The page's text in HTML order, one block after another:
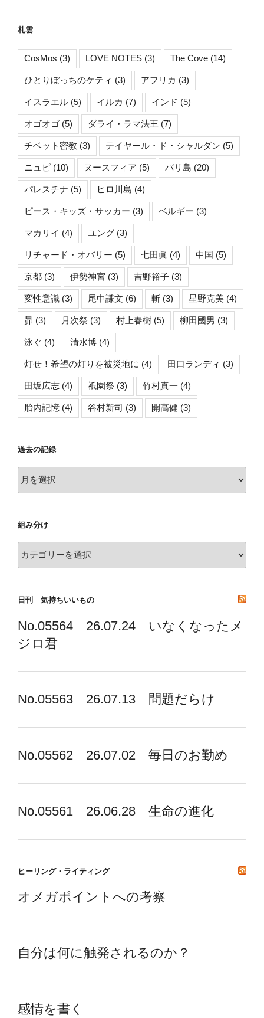
札雲
CosMos (3) LOVE NOTES (3) The Cove (14)
ひとりぼっちのケティ (3) アフリカ (3)
イスラエル (5) イルカ (7) インド (5)
オゴオゴ (5) ダライ・ラマ法王 (7)
チベット密教 (3) テイヤール・ド・シャルダン (5)
ニュピ (10) ヌースフィア (5) バリ島 (20)
パレスチナ (5) ヒロ川島 (4)
ピース・キッズ・サッカー (3) ベルギー (3)
マカリイ (4) ユング (3)
リチャード・オバリー (5) 七田眞 (4) 中国 (5)
京都 (3) 伊勢神宮 (3) 吉野裕子 (3)
変性意識 (3) 尾中謙文 (6) 斬 (3) 星野克美 (4)
昴 (3) 月次祭 (3) 村上春樹 (5) 柳田國男 (3)
泳ぐ (4) 清水博 (4)
灯せ！希望の灯りを被災地に (4) 田口ランディ (3)
田坂広志 (4) 祇園祭 (3) 竹村真一 (4)
胎内記憶 (4) 谷村新司 (3) 開高健 (3)
過去の記録
去
録
組み分け
み
日刊 気持ちいいもの
No.05564 26.07.24 いなくなったメ
ジロ君
No.05563 26.07.13 問題だらけ
No.05562 26.07.02 毎日のお勤め
No.05561 26.06.28 生命の進化
ヒーリング・ライティング
オメガポイントへの考察
自分は何に触発されるのか？
感情を書く